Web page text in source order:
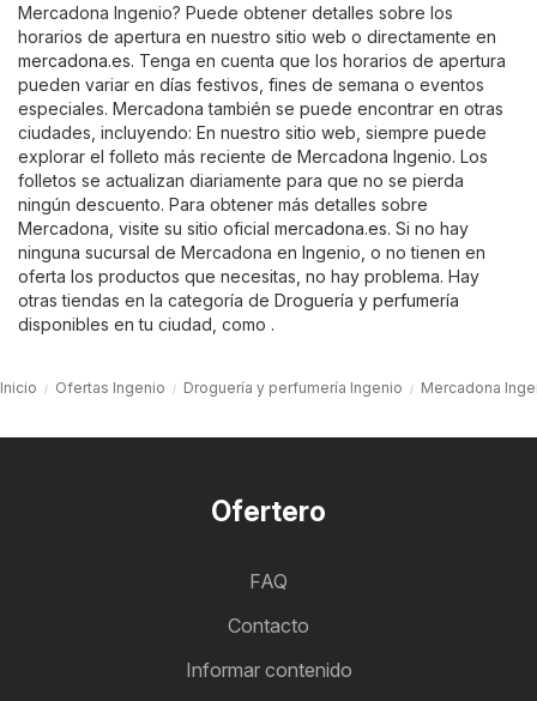
Mercadona Ingenio? Puede obtener detalles sobre los
horarios de apertura en nuestro sitio web o directamente en
mercadona.es. Tenga en cuenta que los horarios de apertura
pueden variar en días festivos, fines de semana o eventos
especiales. Mercadona también se puede encontrar en otras
ciudades, incluyendo: En nuestro sitio web, siempre puede
explorar el folleto más reciente de Mercadona Ingenio. Los
folletos se actualizan diariamente para que no se pierda
ningún descuento. Para obtener más detalles sobre
Mercadona, visite su sitio oficial mercadona.es. Si no hay
ninguna sucursal de Mercadona en Ingenio, o no tienen en
oferta los productos que necesitas, no hay problema. Hay
otras tiendas en la categoría de Droguería y perfumería
disponibles en tu ciudad, como .
Inicio Ofertas Ingenio Droguería y perfumería Ingenio Mercadona
Ofertero
FAQ
Contacto
Informar contenido